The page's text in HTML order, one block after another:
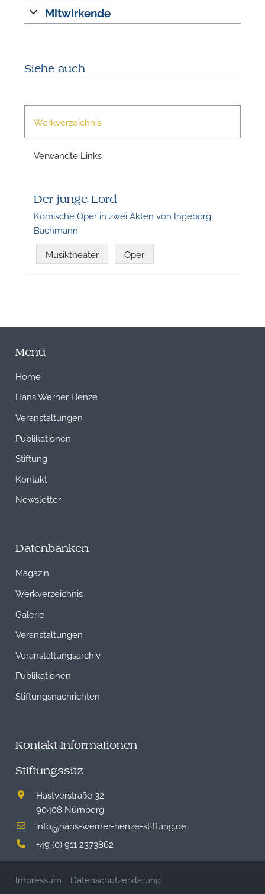
Mitwirkende
Siehe auch
Werkverzeichnis
Verwandte Links
Der junge Lord
Komische Oper in zwei Akten von Ingeborg
Bachmann
Musiktheater Oper
Menü
Home
Hans Werner Henze
Veranstaltungen
Publikationen
Stiftung
Kontakt
Newsletter
Datenbanken
Magazin
Werkverzeichnis
Galerie
Veranstaltungen
Veranstaltungsarchiv
Publikationen
Stiftungsnachrichten
Kontakt-Informationen
Stiftungssitz
Hastverstraße 32
90408 Nürnberg
info@hans-werner-henze-stiftung.de
+49 (0) 911 2373862
Impressum Datenschutzerklärung